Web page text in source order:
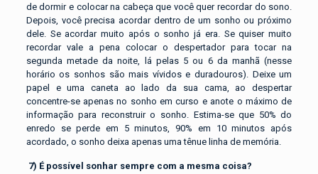
de dormir e colocar na cabeça que você quer recordar do sono.
Depois, você precisa acordar dentro de um sonho ou próximo
dele. Se acordar muito após o sonho já era. Se quiser muito
recordar vale a pena colocar o despertador para tocar na
segunda metade da noite, lá pelas 5 ou 6 da manhã (nesse
horário os sonhos são mais vívidos e duradouros). Deixe um
papel e uma caneta ao lado da sua cama, ao despertar
concentre-se apenas no sonho em curso e anote o máximo de
informação para reconstruir o sonho. Estima-se que 50% do
enredo se perde em 5 minutos, 90% em 10 minutos após
acordado, o sonho deixa apenas uma tênue linha de memória.
7) É possível sonhar sempre com a mesma coisa?